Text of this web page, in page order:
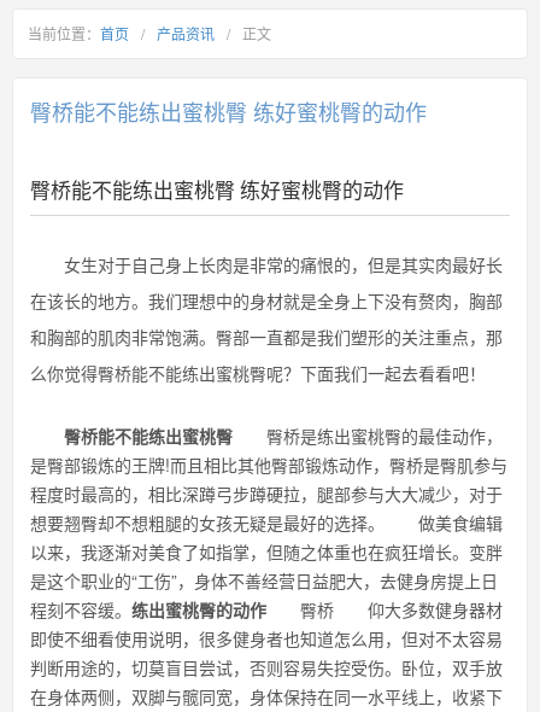
当前位置： 首页 / 产品资讯 / 正文
臀桥能不能练出蜜桃臀 练好蜜桃臀的动作
臀桥能不能练出蜜桃臀 练好蜜桃臀的动作
女生对于自己身上长肉是非常的痛恨的，但是其实肉最好长
在该长的地方。我们理想中的身材就是全身上下没有赘肉，胸部
和胸部的肌肉非常饱满。臀部一直都是我们塑形的关注重点，那
么你觉得臀桥能不能练出蜜桃臀呢？下面我们一起去看看吧！
臀桥能不能练出蜜桃臀 臀桥是练出蜜桃臀的最佳动作，
是臀部锻炼的王牌!而且相比其他臀部锻炼动作，臀桥是臀肌参与
程度时最高的，相比深蹲弓步蹲硬拉，腿部参与大大减少，对于
想要翘臀却不想粗腿的女孩无疑是最好的选择。 做美食编辑
以来，我逐渐对美食了如指掌，但随之体重也在疯狂增长。变胖
是这个职业的“工伤”，身体不善经营日益肥大，去健身房提上日
程刻不容缓。 练出蜜桃臀的动作 臀桥 仰大多数健身器材
即使不细看使用说明，很多健身者也知道怎么用，但对不太容易
判断用途的，切莫盲目尝试，否则容易失控受伤。卧位，双手放
在身体两侧，双脚与髋同宽，身体保持在同一水平线上，收紧下